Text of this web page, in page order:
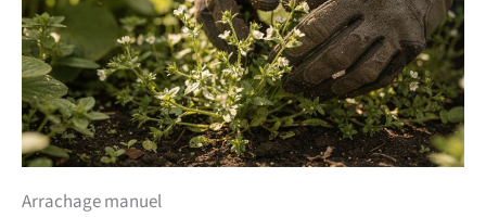
Arrachage manuel